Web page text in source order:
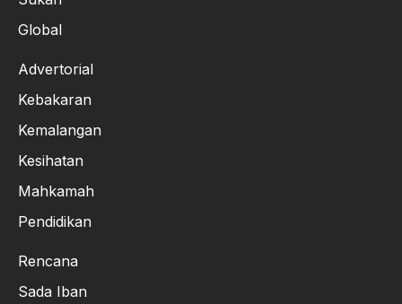
Global
Advertorial
Kebakaran
Kemalangan
Kesihatan
Mahkamah
Pendidikan
Rencana
Sada Iban